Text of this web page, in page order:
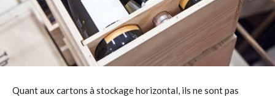
Quant aux cartons à stockage horizontal, ils ne sont pas